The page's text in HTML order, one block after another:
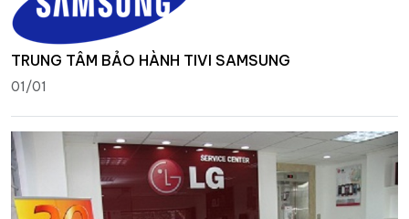
TRUNG TÂM BẢO HÀNH TIVI SAMSUNG
01/01